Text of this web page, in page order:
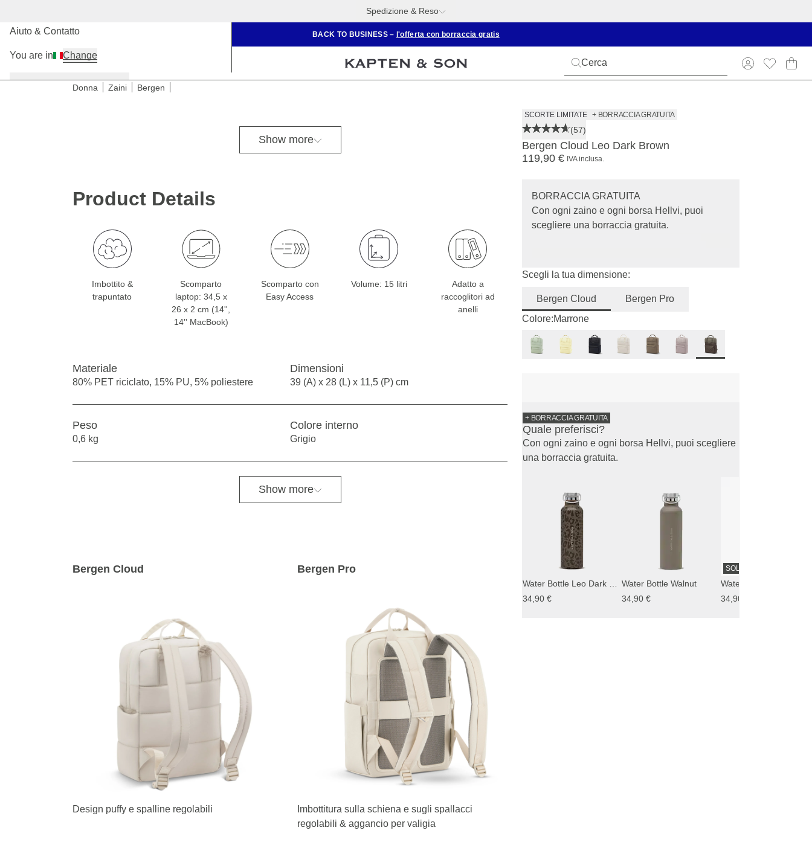
Spedizione & Reso
BACK TO BUSINESS – l'offerta con borraccia gratis
Uomo Bambini
Aiuto & Contatto
You are in Change
Donna Zaini Bergen
Show more
SCORTE LIMITATE + BORRACCIA GRATUITA
(57)
Bergen Cloud Leo Dark Brown
119,90 € IVA inclusa.
BORRACCIA GRATUITA
Con ogni zaino e ogni borsa Hellvi, puoi
scegliere una borraccia gratuita.
Scegli la tua dimensione:
Bergen Cloud
Bergen Pro
Colore:Marrone
+ BORRACCIA GRATUITA
Quale preferisci?
Con ogni zaino e ogni borsa Hellvi, puoi scegliere
una borraccia gratuita.
34,90 €
Water Bottle Walnut
34,90 €
SOLD OUT
Water Bottle Sandstone
34,90 €
Product Details
Imbottito &
trapuntato
Scomparto
laptop: 34,5 x
26 x 2 cm (14'',
14'' MacBook)
Scomparto con
Easy Access
Volume: 15 litri
Adatto a
raccoglitori ad
anelli
Materiale
80% PET riciclato, 15% PU, 5% poliestere
Dimensioni
39 (A) x 28 (L) x 11,5 (P) cm
Peso
0,6 kg
Colore interno
Grigio
Show more
Bergen Cloud Bergen Pro
Design puffy e spalline regolabili
Imbottitura sulla schiena e sugli spallacci
regolabili & aggancio per valigia